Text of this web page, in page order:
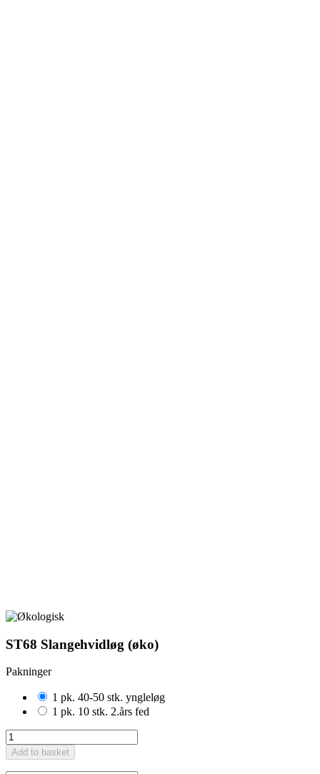
ST68 Slangehvidløg (øko)
Pakninger
1 pk. 40-50 stk. yngleløg
1 pk. 10 stk. 2.års fed
Add to basket